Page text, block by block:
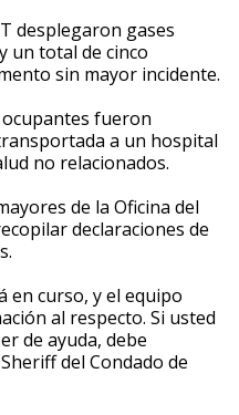
desplegaron gases
un total de cinco
sin mayor incidente.
fueron
a un hospital
no relacionados.
de la Oficina del
declaraciones de
en curso, y el equipo
al respecto. Si usted
de ayuda, debe
del Condado de